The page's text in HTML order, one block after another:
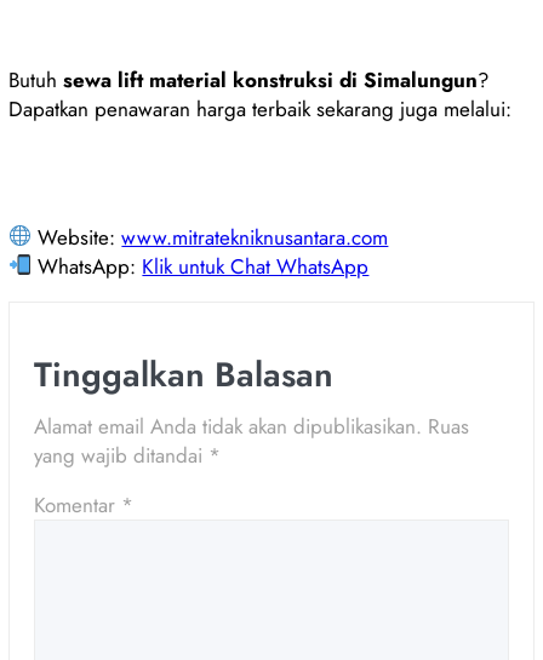
Butuhsewa lift material konstruksi di Simalungun?
Dapatkan penawaran harga terbaik sekarang juga melalui:
Website:www.mitratekniknusantara.com
WhatsApp: Klik untuk Chat WhatsApp
Tinggalkan Balasan
Alamat email Anda tidak akan dipublikasikan. Ruas
yang wajib ditandai *
Komentar *